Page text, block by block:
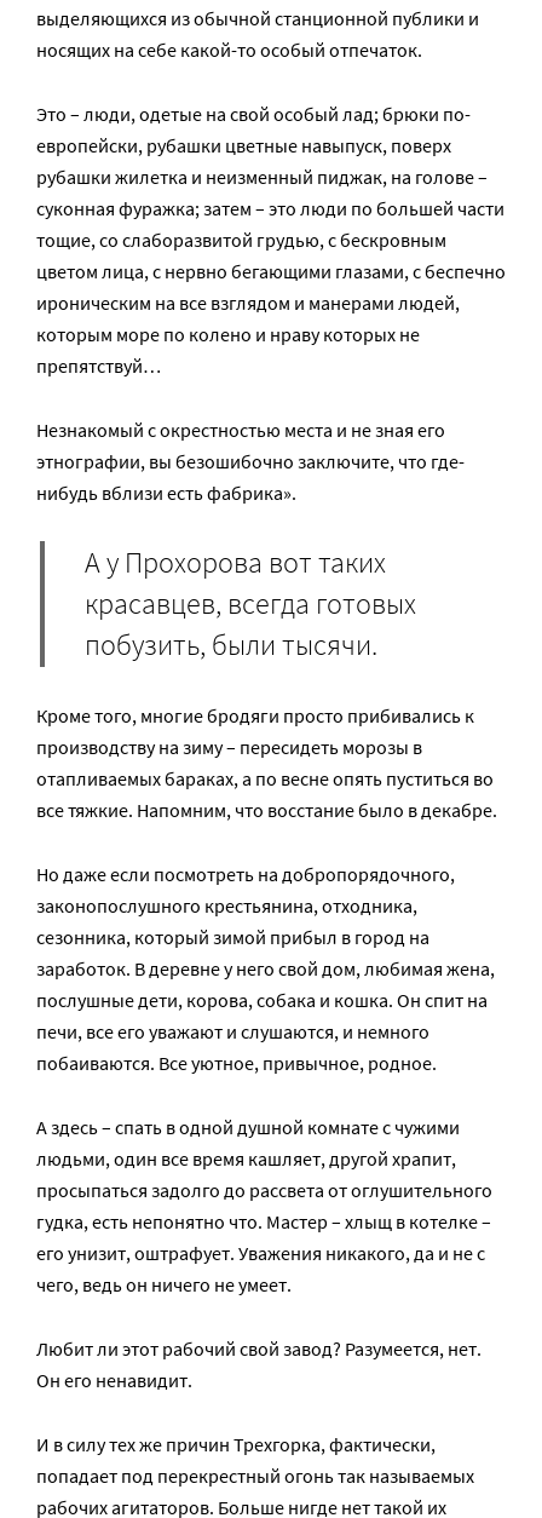
выделяющихся из обычной станционной публики и
носящих на себе какой-то особый отпечаток.
Это – люди, одетые на свой особый лад; брюки по-
европейски, рубашки цветные навыпуск, поверх
рубашки жилетка и неизменный пиджак, на голове –
суконная фуражка; затем – это люди по большей части
тощие, со слаборазвитой грудью, с бескровным
цветом лица, с нервно бегающими глазами, с беспечно
ироническим на все взглядом и манерами людей,
которым море по колено и нраву которых не
препятствуй…
Незнакомый с окрестностью места и не зная его
этнографии, вы безошибочно заключите, что где-
нибудь вблизи есть фабрика».
А у Прохорова вот таких
красавцев, всегда готовых
побузить, были тысячи.
Кроме того, многие бродяги просто прибивались к
производству на зиму – пересидеть морозы в
отапливаемых бараках, а по весне опять пуститься во
все тяжкие. Напомним, что восстание было в декабре.
Но даже если посмотреть на добропорядочного,
законопослушного крестьянина, отходника,
сезонника, который зимой прибыл в город на
заработок. В деревне у него свой дом, любимая жена,
послушные дети, корова, собака и кошка. Он спит на
печи, все его уважают и слушаются, и немного
побаиваются. Все уютное, привычное, родное.
А здесь – спать в одной душной комнате с чужими
людьми, один все время кашляет, другой храпит,
просыпаться задолго до рассвета от оглушительного
гудка, есть непонятно что. Мастер – хлыщ в котелке –
его унизит, оштрафует. Уважения никакого, да и не с
чего, ведь он ничего не умеет.
Любит ли этот рабочий свой завод? Разумеется, нет.
Он его ненавидит.
И в силу тех же причин Трехгорка, фактически,
попадает под перекрестный огонь так называемых
рабочих агитаторов. Больше нигде нет такой их